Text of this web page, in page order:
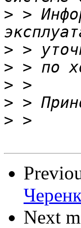
> >
>
>
>
>
>
Next